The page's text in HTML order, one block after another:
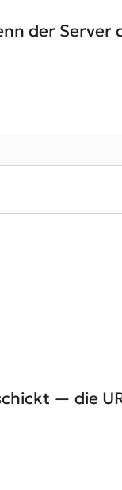
der Server
— die